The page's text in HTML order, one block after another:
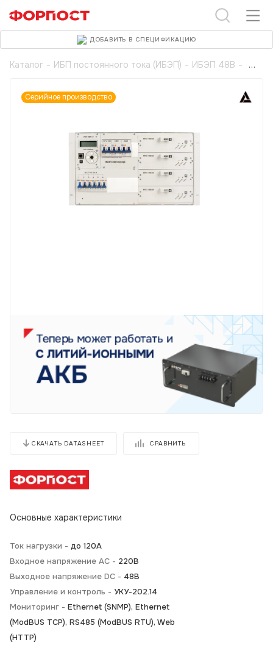
Каталог - ИБП постоянного тока (ИБЭП) - ИБЭП 48В -
Серийное производство
СКАЧАТЬ DATASHEET СРАВНИТЬ
Основные характеристики
Ток нагрузки - до 120А
Входное напряжение AC - 220В
Выходное напряжение DC - 48В
Управление и контроль - УКУ-202.14
Мониторинг - Ethernet (SNMP), Ethernet
(ModBUS TCP), RS485 (ModBUS RTU), Web
(HTTP)
ДОБАВИТЬ В СПЕЦИФИКАЦИЮ